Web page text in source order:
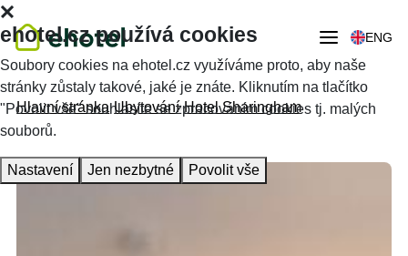
ENG
Hlavní stránka Ubytování Hotel Sharingham
ehotel.cz používá cookies
Soubory cookies na ehotel.cz využíváme proto, aby naše
stránky zůstaly takové, jaké je znáte. Kliknutím na tlačítko
"Povolit vše" souhlasíte se zpracováním cookies tj. malých
souborů.
Nastavení Jen nezbytné Povolit vše